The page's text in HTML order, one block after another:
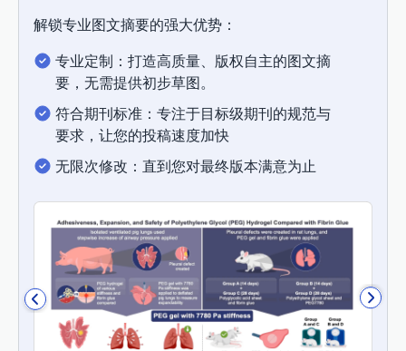
解锁专业图文摘要的强大优势：
专业定制：打造高质量、版权自主的图文摘
要，无需提供初步草图。
符合期刊标准：专注于目标级期刊的规范与
要求，让您的投稿速度加快
无限次修改：直到您对最终版本满意为止